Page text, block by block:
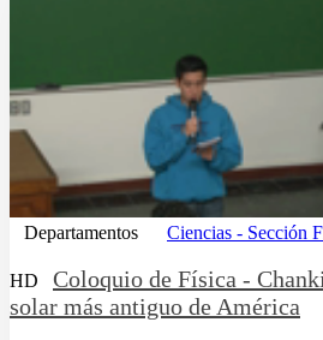
Departamentos Ciencias - Sección
HD
Coloquio de Física -
solar más antiguo de América